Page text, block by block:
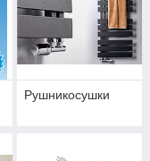
Рушникосушки